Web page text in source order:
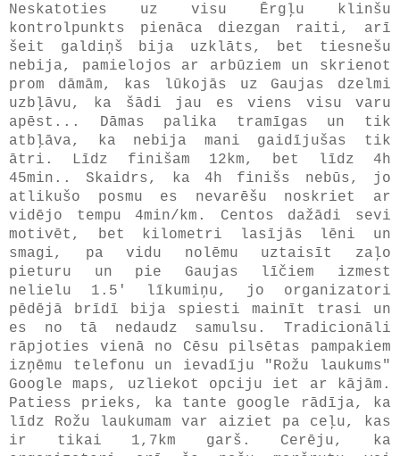
Neskatoties uz visu Ērgļu klinšu
kontrolpunkts pienāca diezgan raiti, arī
šeit galdiņš bija uzklāts, bet tiesnešu
nebija, pamielojos ar arbūziem un skrienot
prom dāmām, kas lūkojās uz Gaujas dzelmi
uzbļāvu, ka šādi jau es viens visu varu
apēst... Dāmas palika tramīgas un tik
atbļāva, ka nebija mani gaidījušas tik
ātri. Līdz finišam 12km, bet līdz 4h
45min.. Skaidrs, ka 4h finišs nebūs, jo
atlikušo posmu es nevarēšu noskriet ar
vidējo tempu 4min/km. Centos dažādi sevi
motivēt, bet kilometri lasījās lēni un
smagi, pa vidu nolēmu uztaisīt zaļo
pieturu un pie Gaujas līčiem izmest
nelielu 1.5' līkumiņu, jo organizatori
pēdējā brīdī bija spiesti mainīt trasi un
es no tā nedaudz samulsu. Tradicionāli
rāpjoties vienā no Cēsu pilsētas pampakiem
izņēmu telefonu un ievadīju "Rožu laukums"
Google maps, uzliekot opciju iet ar kājām.
Patiess prieks, ka tante google rādīja, ka
līdz Rožu laukumam var aiziet pa ceļu, kas
ir tikai 1,7km garš. Cerēju, ka